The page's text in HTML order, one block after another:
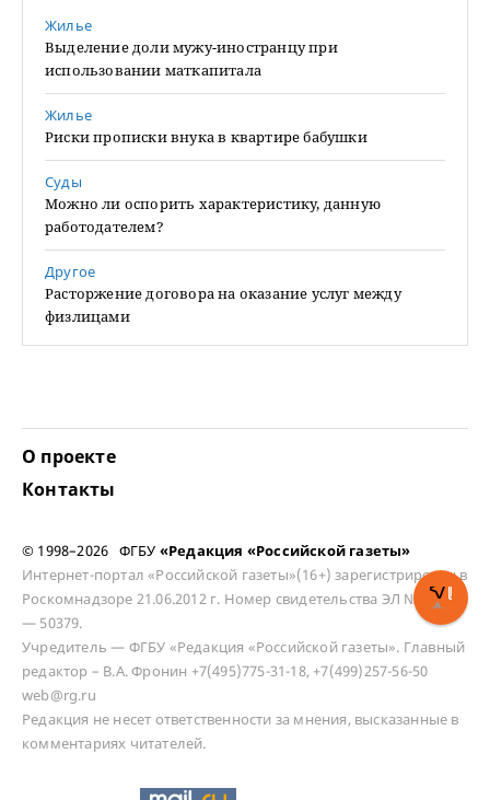
Жилье
Выделение доли мужу-иностранцу при
использовании маткапитала
Жилье
Риски прописки внука в квартире бабушки
Суды
Можно ли оспорить характеристику, данную
работодателем?
Другое
Расторжение договора на оказание услуг между
физлицами
О проекте
Контакты
© 1998–2026 ФГБУ «Редакция «Российской газеты»
Интернет-портал «Российской газеты»(16+) зарегистрирован в
Роскомнадзоре 21.06.2012 г. Номер свидетельства ЭЛ № ФС 77
— 50379.
Учредитель — ФГБУ «Редакция «Российской газеты». Главный
редактор – В.А. Фронин +7(495)775-31-18, +7(499)257-56-50
web@rg.ru
Редакция не несет ответственности за мнения, высказанные в
комментариях читателей.